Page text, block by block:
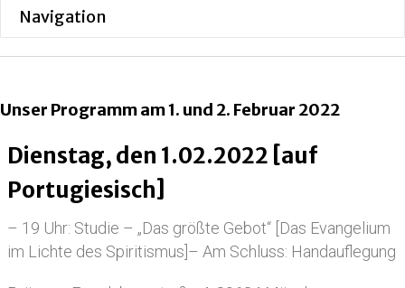
Unser Programm am 1. und 2. Februar 2022
Dienstag, den 1.02.2022 [auf
Portugiesisch]
– 19 Uhr: Studie – „Das größte Gebot“ [Das Evangelium
im Lichte des Spiritismus]– Am Schluss: Handauflegung